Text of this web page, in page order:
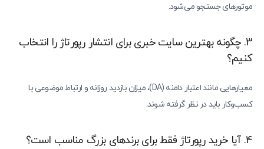
موتورهای جستجو می‌شود.
3. چگونه بهترین سایت خبری برای انتشار رپورتاژ را انتخاب
کنیم؟
معیارهایی مانند اعتبار دامنه (DA)، میزان بازدید روزانه و ارتباط موضوعی با
کسب‌وکار باید در نظر گرفته شوند.
4. آیا خرید رپورتاژ فقط برای برندهای بزرگ مناسب است؟